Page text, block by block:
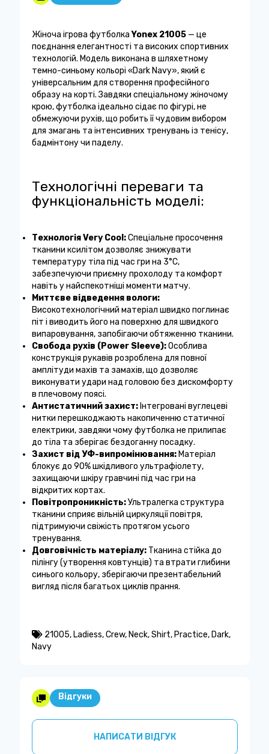
Жіноча ігрова футболкаYonex 21005— це
поєднання елегантності та високих спортивних
технологій. Модель виконана в шляхетному
темно-синьому кольорі «Dark Navy», який є
універсальним для створення професійного
образу на корті. Завдяки спеціальному жіночому
крою, футболка ідеально сідає по фігурі, не
обмежуючи рухів, що робить її чудовим вибором
для змагань та інтенсивних тренувань із тенісу,
бадмінтону чи паделу.
Технологічні переваги та
функціональність моделі:
Технологія Very Cool:Спеціальне просочення
тканини ксилітом дозволяє знижувати
температуру тіла під час гри на 3°C,
забезпечуючи приємну прохолоду та комфорт
навіть у найспекотніші моменти матчу.
Миттєве відведення вологи:
Високотехнологічний матеріал швидко поглинає
піт і виводить його на поверхню для швидкого
випаровування, запобігаючи обтяженню тканини.
Свобода рухів (Power Sleeve):Особлива
конструкція рукавів розроблена для повної
амплітуди махів та замахів, що дозволяє
виконувати удари над головою без дискомфорту
в плечовому поясі.
Антистатичний захист:Інтегровані вуглецеві
нитки перешкоджають накопиченню статичної
електрики, завдяки чому футболка не прилипає
до тіла та зберігає бездоганну посадку.
Захист від УФ-випромінювання:Матеріал
блокує до 90% шкідливого ультрафіолету,
захищаючи шкіру гравчині під час гри на
відкритих кортах.
Повітропроникність:Ультралегка структура
тканини сприяє вільній циркуляції повітря,
підтримуючи свіжість протягом усього
тренування.
Довговічність матеріалу:Тканина стійка до
пілінгу (утворення ковтунців) та втрати глибини
синього кольору, зберігаючи презентабельний
вигляд після багатьох циклів прання.
21005, Ladiess,Crew, Neck,Shirt, Practice, Dark,
Navy
Відгуки
НАПИСАТИ ВІДГУК